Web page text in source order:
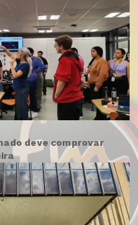
deve comprovar